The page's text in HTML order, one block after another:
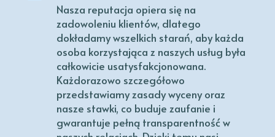
Nasza reputacja opiera się na
zadowoleniu klientów, dlatego
dokładamy wszelkich starań, aby każda
osoba korzystająca z naszych usług była
całkowicie usatysfakcjonowana.
Każdorazowo szczegółowo
przedstawiamy zasady wyceny oraz
nasze stawki, co buduje zaufanie i
gwarantuje pełną transparentność w